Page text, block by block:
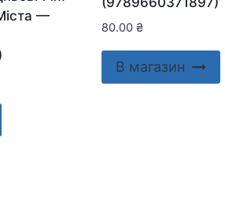
—
80.00 ₴
В магазин